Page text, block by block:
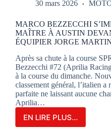
30 mars 2026
MARCO BEZZECCHI
MAÎTRE À AUSTIN
ÉQUIPIER JORGE
Après sa chute à la course
Bezzecchi #72 (Aprilia
à la course du dimanche.
classement général, l’italien a
parfaite ne laissant aucune
Aprilia…
EN LIRE PLUS...
MARCO